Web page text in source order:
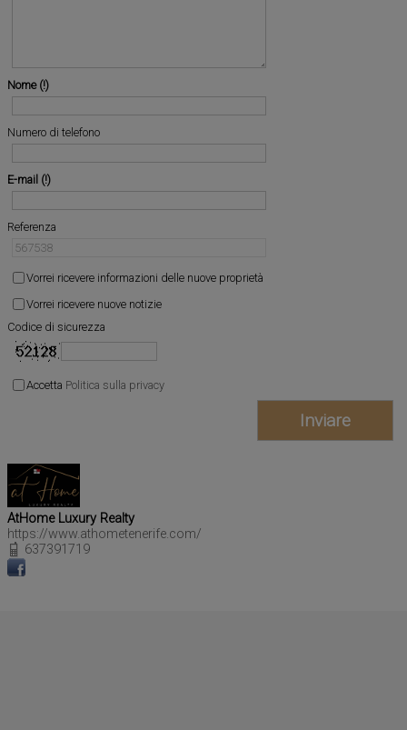
Nome
Numero di telefono
E-mail
Referenza
Vorrei ricevere informazioni delle nuove proprietà
Vorrei ricevere nuove notizie
Codice di sicurezza
Accetta Politica sulla privacy
AtHome Luxury Realty
https://www.athometenerife.com/
637391719